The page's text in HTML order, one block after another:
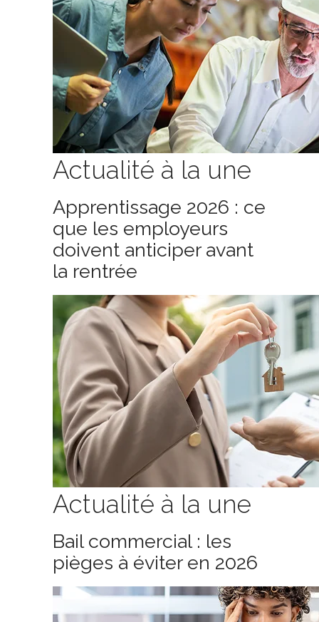
Actualité à la une
Apprentissage 2026 : ce
que les employeurs
doivent anticiper avant
la rentrée
Actualité à la une
Bail commercial : les
pièges à éviter en 2026